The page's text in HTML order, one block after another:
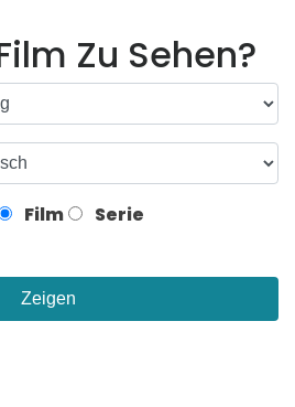
Zu Sehen?
Film Serie
Zeigen